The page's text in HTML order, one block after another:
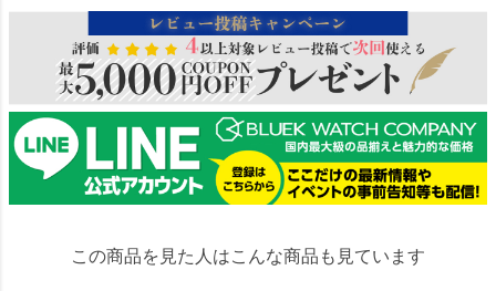
この商品を見た人はこんな商品も見ています